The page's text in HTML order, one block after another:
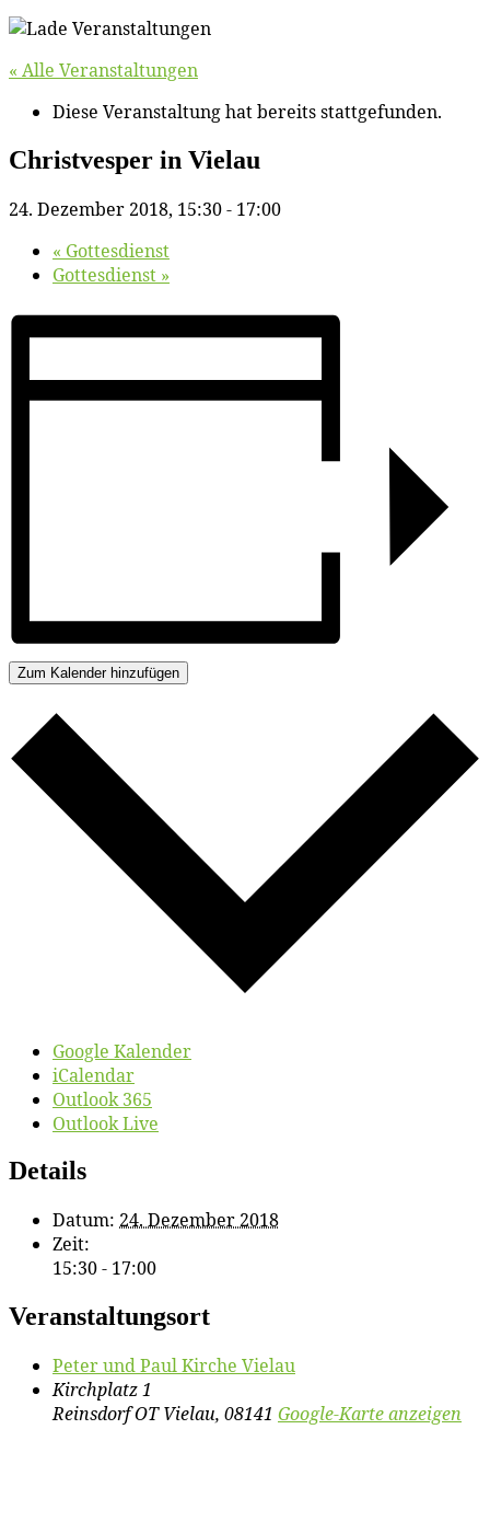
« Alle Veranstaltungen
Diese Veranstaltung hat bereits stattgefunden.
Christ­ves­per in Vielau
24. Dezember 2018, 15:30- 17:00
« Got­tes­dienst
Got­tes­dienst »
Zum Kalender hinzufügen
Google Kalender
iCalendar
Outlook 365
Outlook Live
Details
Datum: 24. Dezember 2018
Zeit:
15:30 - 17:00
Veranstaltungsort
Pe­ter und Paul Kir­che Vielau
Kirchplatz 1
Reinsdorf OT Vielau, 08141 Google-Karte anzeigen